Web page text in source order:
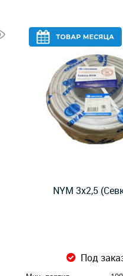
NYM 3x2,5
Под